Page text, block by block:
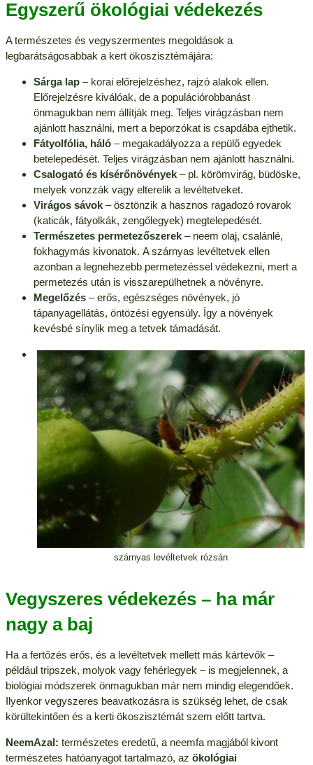
Egyszerű ökológiai védekezés
A természetes és vegyszermentes megoldások a
legbarátságosabbak a kert ökoszisztémájára:
Sárga lap– korai előrejelzéshez, rajzó alakok ellen.
Előrejelzésre kiválóak, de a populációrobbanást
önmagukban nem állítják meg. Teljes virágzásban nem
ajánlott használni, mert a beporzókat is csapdába ejthetik.
Fátyolfólia, háló– megakadályozza a repülő egyedek
betelepedését. Teljes virágzásban nem ajánlott használni.
Csalogató és kísérőnövények– pl. körömvirág, büdöske,
melyek vonzzák vagy elterelik a levéltetveket.
Virágos sávok– ösztönzik a hasznos ragadozó rovarok
(katicák, fátyolkák, zengőlegyek) megtelepedését.
Természetes permetezőszerek– neem olaj, csalánlé,
fokhagymás kivonatok. A szárnyas levéltetvek ellen
azonban a legnehezebb permetezéssel védekezni, mert a
permetezés után is visszarepülhetnek a növényre.
Megelőzés– erős, egészséges növények, jó
tápanyagellátás, öntözési egyensúly. Így a növények
kevésbé sínylik meg a tetvek támadását.
szárnyas levéltetvek rózsán
Vegyszeres védekezés – ha már
nagy a baj
Ha a fertőzés erős, és a levéltetvek mellett más kártevők –
például tripszek, molyok vagy fehérlegyek – is megjelennek, a
biológiai módszerek önmagukban már nem mindig elegendőek.
Ilyenkor vegyszeres beavatkozásra is szükség lehet, de csak
körültekintően és a kerti ökoszisztémát szem előtt tartva.
NeemAzal: természetes eredetű, a neemfa magjából kivont
természetes hatóanyagot tartalmazó, az ökológiai